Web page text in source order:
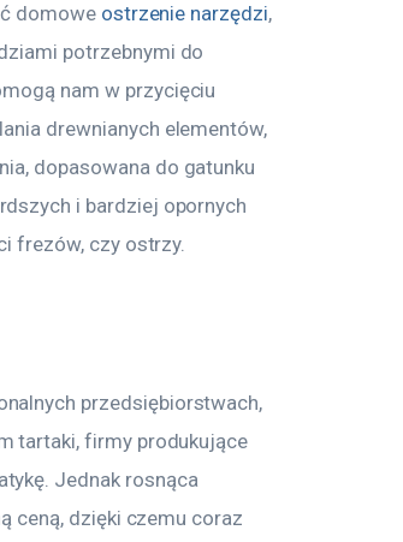
domowe ostrzenie narzędzi,
potrzebnymi do
nam w przycięciu
drewnianych elementów,
dopasowana do gatunku
i bardziej opornych
frezów, czy ostrzy.
przedsiębiorstwach,
tartaki, firmy produkujące
Jednak rosnąca
ceną, dzięki czemu coraz